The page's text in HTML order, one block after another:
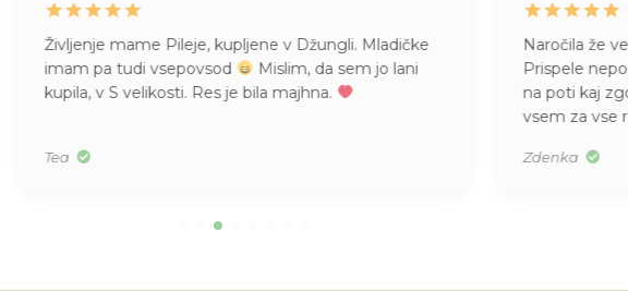
Življenje mame Pileje, kupljene v Džungli. Mladičke
imam pa tudi vsepovsod
Mislim, da sem jo lani
kupila, v S velikosti. Res je bila majhna.
Tea
Naročila že
Prispele
na poti kaj
vsem za vse
Zdenka